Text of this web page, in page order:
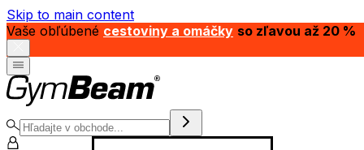
Skip to main content
Vaše obľúbené cestoviny a omáčky so zľavou až 20 %